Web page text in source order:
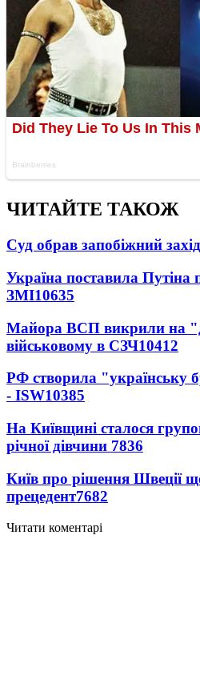
ЧИТАЙТЕ ТАКОЖ
Суд обрав запобіжний
Україна поставила Путіна
ЗМІ10635
Майора ВСП викрили на
військовому в СЗЧ10412
РФ створила "українську
- ISW10385
На Київщині сталося
річної дівчини 7836
Київ про рішення Швеції
прецедент7682
Читати коментарі